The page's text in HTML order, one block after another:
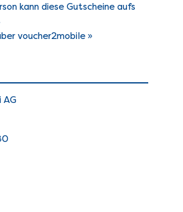
kann diese Gutscheine aufs
voucher2mobile »
AG